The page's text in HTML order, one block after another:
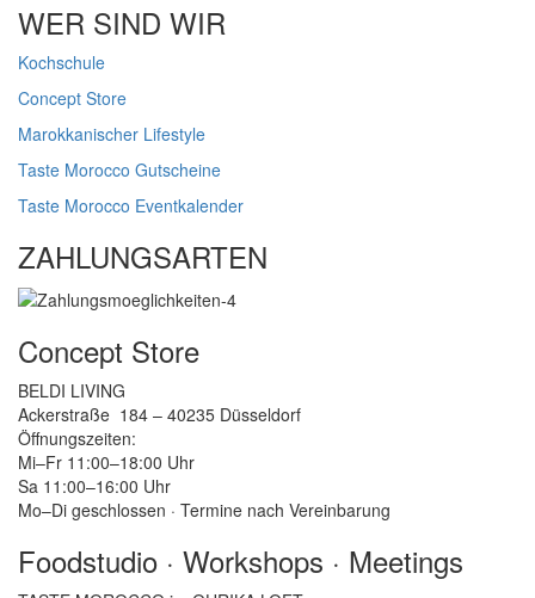
auf.
der
Produktseite
werden
WER SIND WIR
Kochschule
Concept Store
Marokkanischer Lifestyle
Taste Morocco Gutscheine
Taste Morocco Eventkalender
ZAHLUNGSARTEN
Concept Store
BELDI LIVING
Ackerstraße 184 – 40235 Düsseldorf
Öffnungszeiten:
Mi–Fr 11:00–18:00 Uhr
Sa 11:00–16:00 Uhr
Mo–Di geschlossen · Termine nach Vereinbarung
Foodstudio · Workshops · Meetings